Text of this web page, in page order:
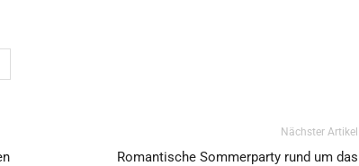
Nächster Artikel
Romantische Sommerparty rund um das